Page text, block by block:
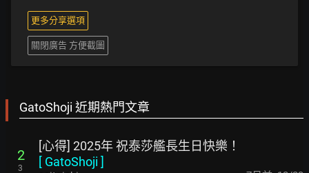
更多分享選項
關閉廣告 方便截圖
GatoShoji 近期熱門文章
2
3
[心得] 2025年 祝泰莎艦長生日快樂！
[ GatoShoji ]